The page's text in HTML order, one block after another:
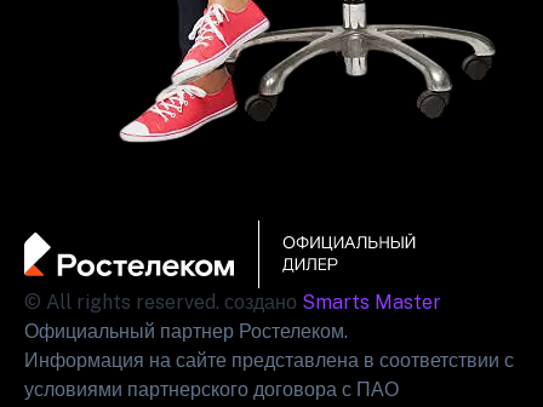
© All rights reserved. создано Smarts Master
Официальный партнер Ростелеком.
Информация на сайте представлена в соответствии с
условиями партнерского договора с ПАО